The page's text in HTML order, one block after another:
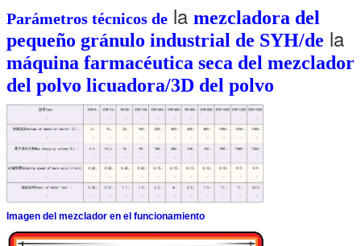
Parámetros técnicos de la mezcladora del
pequeño gránulo industrial de SYH/de la
máquina farmacéutica seca del mezclador
del polvo licuadora/3D del polvo
Imagen del mezclador en el funcionamiento